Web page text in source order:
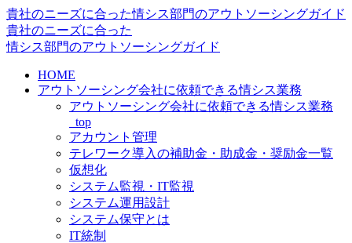
貴社のニーズに合った情シス部門のアウトソーシングガイド
貴社のニーズに合った
情シス部門のアウトソーシングガイド
HOME
アウトソーシング会社に依頼できる情シス業務
アウトソーシング会社に依頼できる情シス業務
_top
アカウント管理
テレワーク導入の補助金・助成金・奨励金一覧
仮想化
システム監視・IT監視
システム運用設計
システム保守とは
IT統制